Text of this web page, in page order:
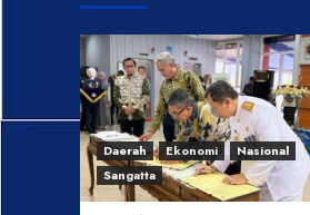
Daerah Ekonomi
Nasional
Sangatta